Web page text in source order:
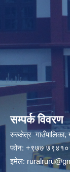
सम्पर्क विवरण
रुरुक्षेत्र गाउँपालिका,
फोन: +९७७
इमेल: